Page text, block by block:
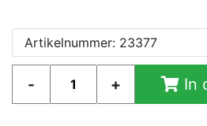
Artikelnummer: 23377
In